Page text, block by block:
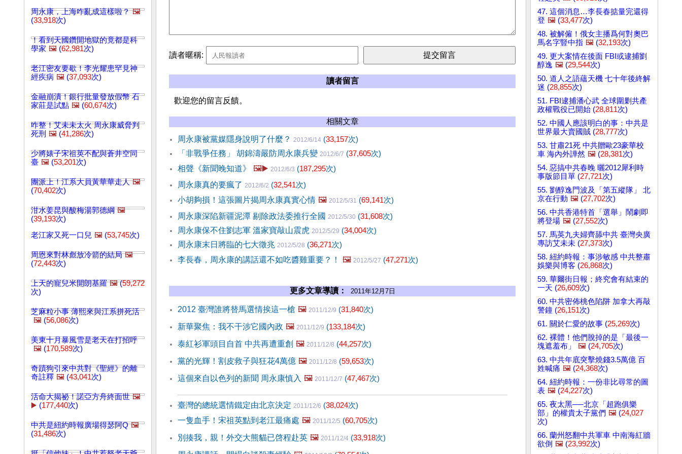
周永康，上海咋亂成這樣啦？ 🖼️
(33,918次)
！看到天國鑽開地獄的竟都是科
學家 🖼️ (62,981次)
老江密友要歇！李光耀患罕見神
經疾病 🖼️ (37,093次)
金融崩潰！銀行批量發放假幣 石
家莊是試點 🖼️ (60,674次)
咋整！艾未未太火 周永康威脅判
死刑 🖼️ (41,286次)
少將婊子宋祖英不配與蒼井空同
臺 🖼️ (53,201次)
團派上！江系大員黃華華走人 🖼️
(70,402次)
泔水姜昆與酸梅湯郭德綱 🖼️
(39,193次)
老江家又死一口兒 🖼️ (53,745次)
周恩來對林彪放冷箭的結局 🖼️
(72,443次)
上天的寵兒米開朗基羅 🖼️(59,272
次)
芝麻粒小事 薄熙來與江系拼死活
🖼️ (56,086次)
美東十月暴風雪是老天在打招呼
🖼️ (170,589次)
奇蹟狗引來中共對《聖經》的離
奇註釋 🖼️ (43,041次)
活命大揭祕！諾亞方舟終面世 🖼️
▶️ (177,440次)
中共是紐約時報廣場得瑟阿Q 🖼️
(31,486次)
讀者暱稱:
讀者留言
歡迎您的留言反饋。
相關文章
周永康被黨媒隱身說明了什麼？ 2012/6/14 (33,157次)
「非戰爭任務」 胡錦濤嚴防周永康兵變 2012/6/7 (37,605次)
相聲《新聞晚知道》
🖼️▶️ 2012/6/3 (187,295次)
周永康真的要瘋了 2012/6/2 (32,541次)
小胡夠損！這張圖片揭周永康真實心情 🖼️ 2012/5/31 (69,141次)
周永康深陷新疆泥潭 剔除政法委推行全國 2012/5/30 (31,608次)
周永康保不住劉志軍 溫家寶敲山震虎 2012/5/29 (34,004次)
周永康末日將臨的七大徵兆 2012/5/28 (36,271次)
李長春，周永康的講話還不如吃醬雞重要？！
🖼️ 2012/5/27 (47,271次)
更多文章導讀： 2011年12月7日
2012 臺灣誰將替馬選情挨這一槍 🖼️ 2011/12/9 (31,840次)
新華聚焦：我不干涉它國內政 🖼️ 2011/12/9 (133,184次)
泰紅衫軍頭目自首 中共再遭重創 🖼️ 2011/12/8 (44,257次)
黨的光輝！割皮救子與狂花4萬億 🖼️ 2011/12/8 (59,653次)
這個來自以色列的新聞 周永康慎入 🖼️ 2011/12/7 (47,467次)
臺灣的總統選情鐵定由北京決定 2011/12/6 (38,024次)
一隻血手！宋祖英點到老江最痛處 🖼️ 2011/12/5 (60,705次)
別揍我，親！外交大熊貓已啓程赴英 🖼️ 2011/12/4 (33,918次)
47. 這個消息…李長春掂量完還得
登 🖼️ (33,477次)
48. 被解僱！俄女主播爲何對奧巴
馬名字豎中指 🖼️ (32,193次)
49. 更大案情在後面 FBI或逮捕劉
醇逸 🖼️ (29,544次)
50. 道人之語蘊天機 七十年後終解
迷 (28,855次)
51. FBI逮捕潘心武 全球圍剿共產
政權戰役已開始 (28,811次)
52. 中國人應該明白的事：中共是
世界最大賣國賊 (28,777次)
53. 甘肅21死 中共贈歐23豪華校
車 海內外譁然 🖼️ (28,381次)
54. 惡搞中共春晚 曬2012犀利時
事版節目單 (27,721次)
55. 劉醇逸門波及「第五縱隊」 北
京在行動 🖼️ (27,702次)
56. 中共香港特首「選舉」鬧劇即
將登場 🖼️ (27,552次)
57. 馬英九夫婦齊舔中共 臺灣央廣
專訪艾未未 (27,373次)
58. 紐約時報：事涉敏感 中共整肅
娛樂與博客 (26,868次)
59. 華爾街日報；終究會有結束的
一天 (26,609次)
60. 中共密佈桃色陷阱 加拿大再敲
警鐘 (26,151次)
61. 關於仁愛的故事 (25,269次)
62. 裸體！他們脫掉的是「最後一
塊遮羞布」
🖼️ (24,705次)
63. 中共年底突擊燒錢3.5萬億 百
姓喊痛 🖼️ (24,368次)
64. 紐約時報：一份非比尋常的圖
表 🖼️ (24,227次)
65. 夜太黑──北京「超跑俱樂
部」的權貴太子黨們 🖼️ (24,027
次)
66. 蘭州怒翻中共軍車 中南海紅牆
欲倒 🖼️ (23,992次)